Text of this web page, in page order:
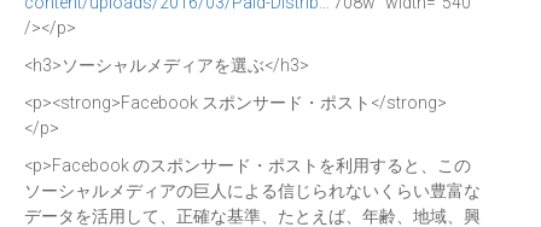
/></p>
<h3>ソーシャルメディアを選ぶ</h3>
<p><strong>Facebook スポンサード・ポスト</strong>
</p>
<p>Facebook のスポンサード・ポストを利用すると、この
ソーシャルメディアの巨人による信じられないくらい豊富な
データを活用して、正確な基準、たとえば、年齢、地域、興